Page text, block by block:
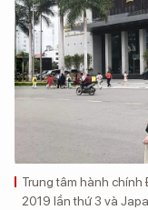
Trung tâm hành chính
2019 lần thứ 3 và